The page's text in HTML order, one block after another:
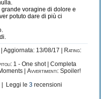
voragine di dolore e
potuto dare di più ci
Aggiornata: 13/08/17 |
Rating:
1 - One shot | Completa
| Avvertimenti: Spoiler!
| Leggi le 3 recensioni